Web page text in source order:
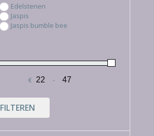
Edelstenen
Jaspis
Jaspis bumble bee
€
Minimale prijs
-
Maximale prijs
FILTEREN